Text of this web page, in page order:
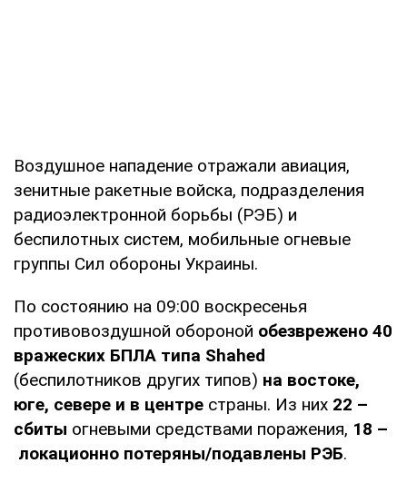
Воздушное нападение отражали авиация,
зенитные ракетные войска, подразделения
радиоэлектронной борьбы (РЭБ) и
беспилотных систем, мобильные огневые
группы Сил обороны Украины.
По состоянию на 09:00 воскресенья
противовоздушной обороной обезврежено 40
вражеских БПЛА типа Shahed
(беспилотников других типов) на востоке,
юге, севере и в центре страны. Из них 22 –
сбиты огневыми средствами поражения, 18 –
локационно потеряны/подавлены РЭБ.